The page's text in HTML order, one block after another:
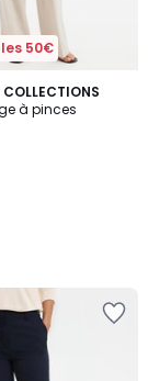
50€
COLLECTIONS
à pinces